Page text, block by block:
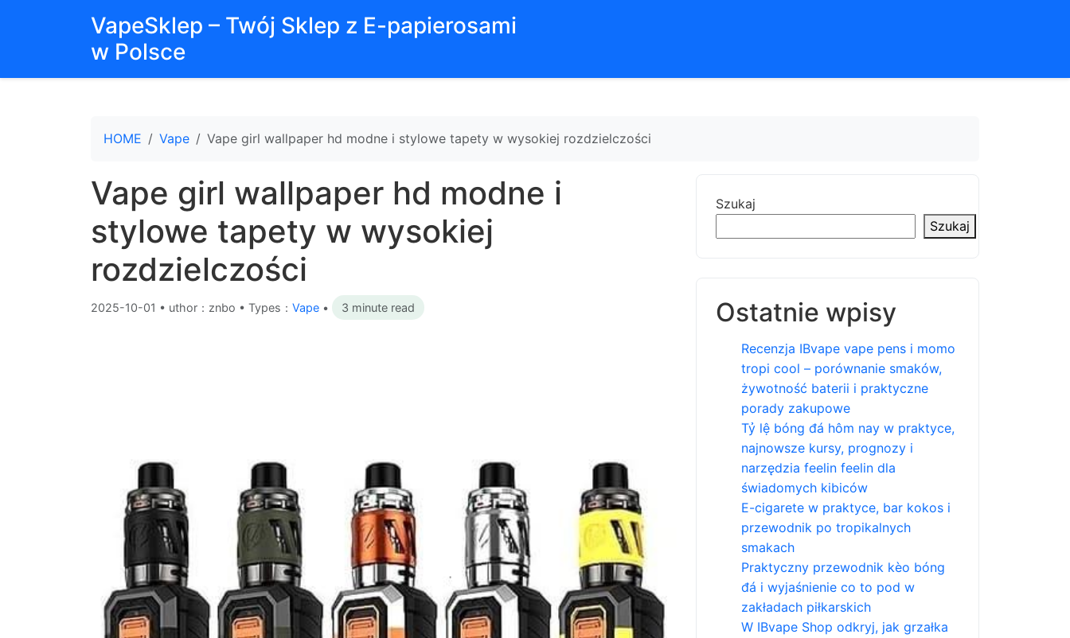
VapeSklep – Twój Sklep z E-papierosami
w Polsce
HOME Vape Vape girl wallpaper hd modne i stylowe tapety w wysokiej rozdzielczości
Vape girl wallpaper hd modne i
stylowe tapety w wysokiej
rozdzielczości
2025-10-01 • uthor：znbo • Types： Vape • 3 minute read
Szukaj
Szukaj
Ostatnie wpisy
Recenzja IBvape vape pens i momo
tropi cool – porównanie smaków,
żywotność baterii i praktyczne
porady zakupowe
Tỷ lệ bóng đá hôm nay w praktyce,
najnowsze kursy, prognozy i
narzędzia feelin feelin dla
świadomych kibiców
E-cigarete w praktyce, bar kokos i
przewodnik po tropikalnych
smakach
Praktyczny przewodnik kèo bóng
đá i wyjaśnienie co to pod w
zakładach piłkarskich
W IBvape Shop odkryj, jak grzałka